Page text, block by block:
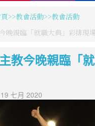
教會活動
教會活動
晚親臨「就職大典」彩排現
教今晚親臨「
19 七月 2020